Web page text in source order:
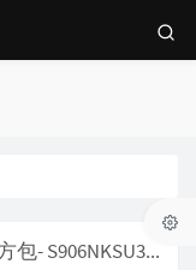
三星Galaxy S22+ (SM-S906N)韩版官方包- S906NKSU3CWE6